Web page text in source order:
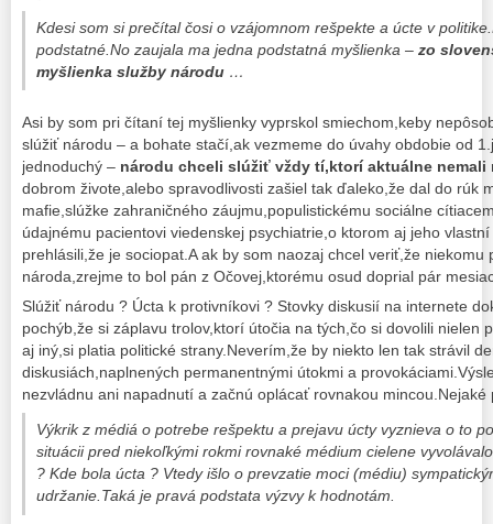
Kdesi som si prečítal čosi o vzájomnom rešpekte a úcte v
podstatné.No zaujala ma jedna podstatná myšlienka – zo
myšlienka služby národu …
Asi by som pri čítaní tej myšlienky vyprskol smiechom,keby
slúžiť národu – a bohate stačí,ak vezmeme do úvahy obdobie od
jednoduchý – národu chceli slúžiť vždy tí,ktorí aktuálne nemali
dobrom živote,alebo spravodlivosti zašiel tak ďaleko,že dal do rúk
mafie,slúžke zahraničného záujmu,populistickému sociálne
údajnému pacientovi viedenskej psychiatrie,o ktorom aj jeho
prehlásili,že je sociopat.A ak by som naozaj chcel veriť,že niekomu
národa,zrejme to bol pán z Očovej,ktorému osud doprial pár
Slúžiť národu ? Úcta k protivníkovi ? Stovky diskusií na internete
pochýb,že si záplavu trolov,ktorí útočia na tých,čo si dovolili nielen
aj iný,si platia politické strany.Neverím,že by niekto len tak strávil
diskusiách,naplnených permanentnými útokmi a
nezvládnu ani napadnutí a začnú oplácať rovnakou mincou.Nejaké
Výkrik z médiá o potrebe rešpektu a prejavu úcty vyznieva o to
situácii pred niekoľkými rokmi rovnaké médium cielene
? Kde bola úcta ? Vtedy išlo o prevzatie moci (médiu)
udržanie.Taká je pravá podstata výzvy k hodnotám.